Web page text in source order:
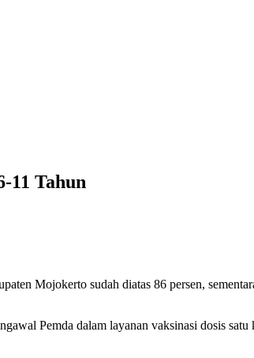
11 Tahun
Mojokerto sudah diatas 86 persen,
Pemda dalam layanan vaksinasi dosis